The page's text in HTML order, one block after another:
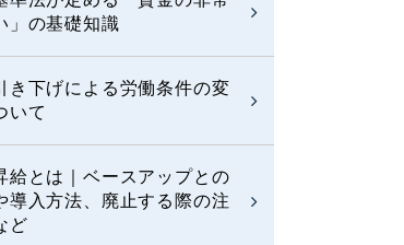
」の基礎知識
き下げによる労働条件の変
いて
給とは｜ベースアップとの
導入方法、廃止する際の注
ど